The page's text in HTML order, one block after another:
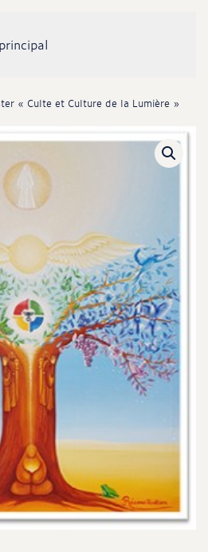
« Culte et Culture de la Lumière »